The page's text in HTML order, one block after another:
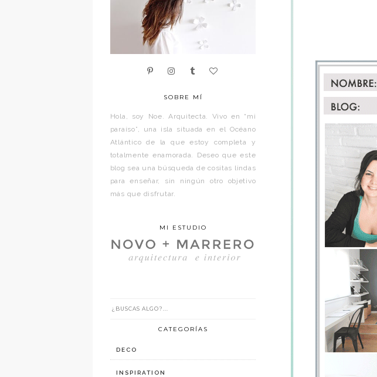
SOBRE MÍ
Hola, soy Noe. Arquitecta. Vivo en “mi
paraíso”, una isla situada en el Océano
Atlántico de la que estoy completa y
totalmente enamorada. Deseo que este
blog sea una búsqueda de cositas lindas
para enseñar, sin ningún otro objetivo
más que disfrutar.
MI ESTUDIO
CATEGORÍAS
DECO
INSPIRATION